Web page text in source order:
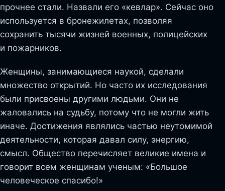
прочнее стали. Назвали его «кевлар». Сейчас оно
используется в бронежилетах, позволяя
сохранить тысячи жизней военных, полицейских
и пожарников.
Женщины, занимающиеся наукой, сделали
множество открытий. Но часто их исследования
были присвоены другими людьми. Они не
жаловались на судьбу, потому что не могли жить
иначе. Достижения являлись частью неутомимой
деятельности, которая давал силу, энергию,
смысл. Общество перечисляет великие имена и
говорит всем женщинам ученым: «Большое
человеческое спасибо!»